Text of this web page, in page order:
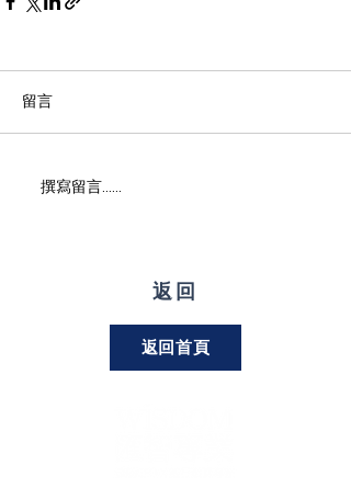
留言
撰寫留言......
返回
返回首頁